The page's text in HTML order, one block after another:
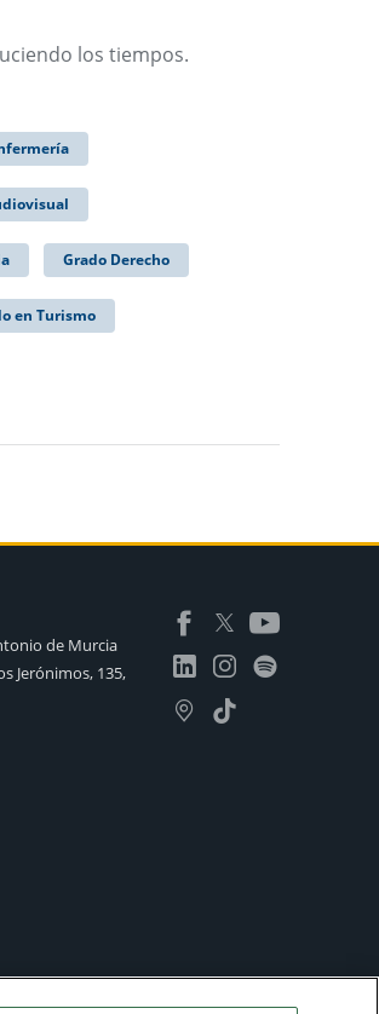
los tiempos.
Grado Derecho
en Turismo
de Murcia
Jerónimos, 135,